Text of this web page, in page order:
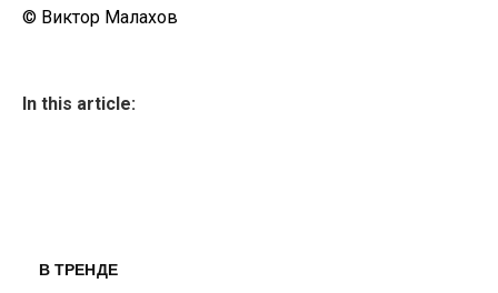
© Виктор Малахов
In this article:
В ТРЕНДЕ